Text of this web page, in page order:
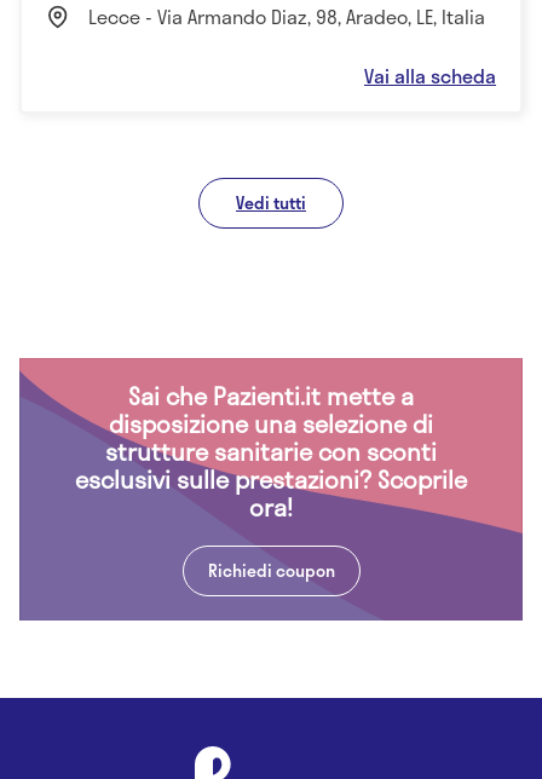
Lecce - Via Armando Diaz, 98, Aradeo, LE, Italia
Vai alla scheda
Vedi tutti
Sai che Pazienti.it mette a
disposizione una selezione di
strutture sanitarie con sconti
esclusivi sulle prestazioni? Scoprile
ora!
Richiedi coupon